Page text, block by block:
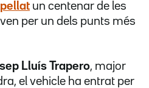
un centenar de les
per un dels punts més
Lluís Trapero, major
el vehicle ha entrat per